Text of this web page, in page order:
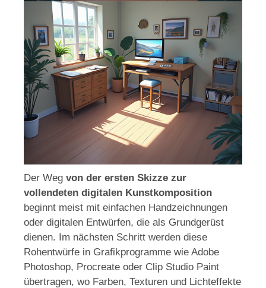
Der Weg von der ersten Skizze zur
vollendeten digitalen Kunstkomposition
beginnt meist mit einfachen Handzeichnungen
oder digitalen Entwürfen, die als Grundgerüst
dienen. Im nächsten Schritt werden diese
Rohentwürfe in Grafikprogramme wie Adobe
Photoshop, Procreate oder Clip Studio Paint
übertragen, wo Farben, Texturen und Lichteffekte